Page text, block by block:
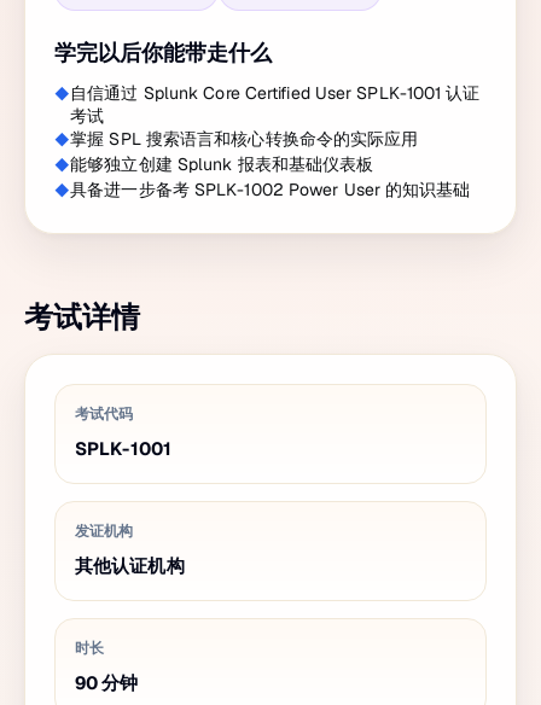
学完以后你能带走什么
自信通过 Splunk Core Certified User SPLK-1001 认证
考试
掌握 SPL 搜索语言和核心转换命令的实际应用
能够独立创建 Splunk 报表和基础仪表板
具备进一步备考 SPLK-1002 Power User 的知识基础
考试详情
考试代码
SPLK-1001
发证机构
其他认证机构
时长
90分钟